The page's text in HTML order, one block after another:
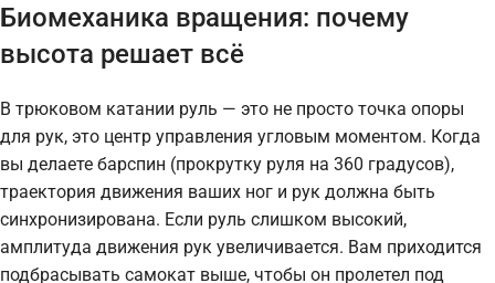
Биомеханика вращения: почему
высота решает всё
В трюковом катании руль — это не просто точка опоры
для рук, это центр управления угловым моментом. Когда
вы делаете барспин (прокрутку руля на 360 градусов),
траектория движения ваших ног и рук должна быть
синхронизирована. Если руль слишком высокий,
амплитуда движения рук увеличивается. Вам приходится
подбрасывать самокат выше, чтобы он пролетел под